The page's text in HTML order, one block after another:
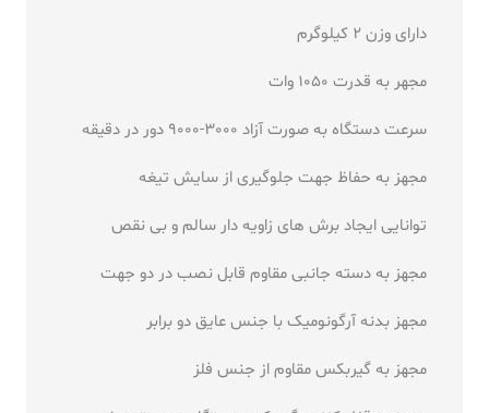
دارای وزن 2 کیلوگرم
مجهر به قدرت 1050 وات
سرعت دستگاه به صورت آزاد 3000-9000 دور در دقیقه
مجهز به حفاظ جهت جلوگیری از سایش تیغه
توانایی ایجاد برش های زاویه دار سالم و بی نقص
مجهز به دسته جانبی مقاوم قابل نصب در دو جهت
مجهز بدنه آرگونومیک با جنس عایق دو برابر
مجهز به گیربکس مقاوم از جنس فلز